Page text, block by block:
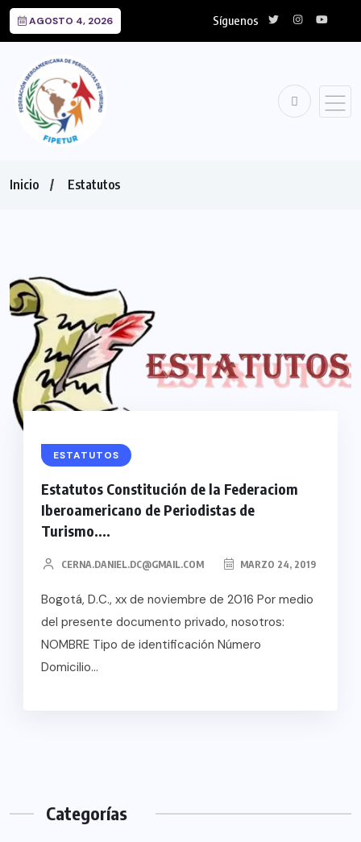
AGOSTO 4, 2026 Síguenos
Inicio Estatutos
ESTATUTOS
Estatutos Constitución de la Federaciom
Iberoamericano de Periodistas de
Turismo....
CERNA.DANIEL.DC@GMAIL.COM MARZO 24, 2019
Bogotá, D.C., xx de noviembre de 2016 Por medio
del presente documento privado, nosotros:
NOMBRE Tipo de identificación Número
Domicilio...
Categorías